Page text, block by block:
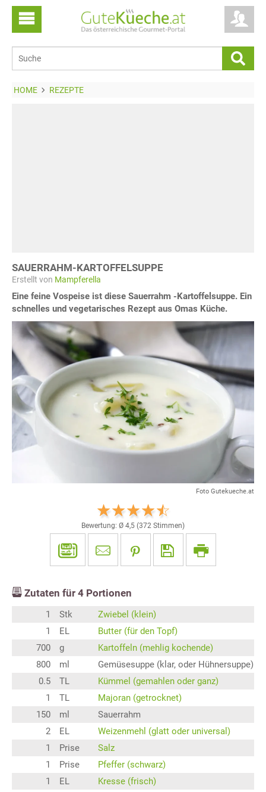
HOME REZEPTE
SAUERRAHM-KARTOFFELSUPPE
Erstellt von Mampferella
Eine feine Vospeise ist diese Sauerrahm -Kartoffelsuppe. Ein
schnelles und vegetarisches Rezept aus Omas Küche.
Foto Gutekueche.at
Bewertung: Ø 4,5 (372 Stimmen)
Zutaten für 4 Portionen
1 Stk
Zwiebel (klein)
1
EL
Butter (für den Topf)
700
g
Kartoffeln (mehlig kochende)
800
ml
Gemüsesuppe (klar, oder Hühnersuppe)
0.5
TL
Kümmel (gemahlen oder ganz)
1
TL
Majoran (getrocknet)
150
ml
Sauerrahm
2
EL
Weizenmehl (glatt oder universal)
1
Prise
Salz
1
Prise
Pfeffer (schwarz)
1
EL Kresse (frisch)